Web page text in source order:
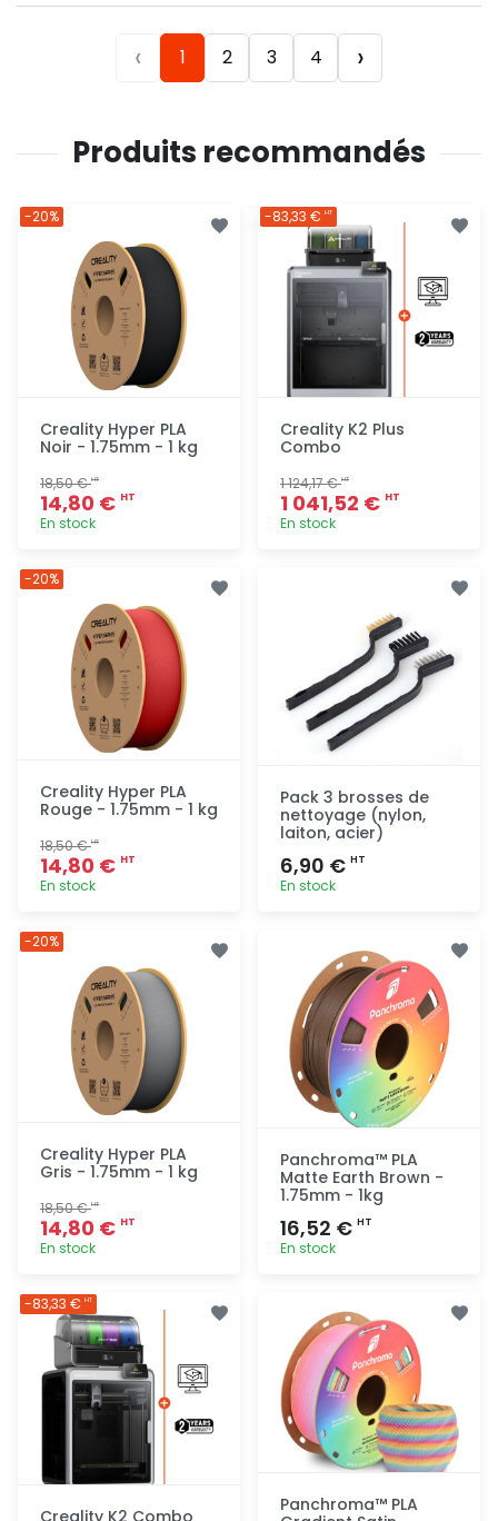
‹ 1 2 3 4 ›
Produits recommandés
Creality Hyper PLA
Noir - 1.75mm - 1 kg
18,50 €HT
14,80 € HT
En stock
-20%
Creality K2 Plus
Combo
1 124,17 €HT
1 041,52 € HT
En stock
-83,33 € HT
Creality Hyper PLA
Rouge - 1.75mm - 1 kg
18,50 €HT
14,80 € HT
En stock
-20%
Pack 3 brosses de
nettoyage (nylon,
laiton, acier)
6,90 € HT
En stock
rapide
Creality Hyper PLA
Gris - 1.75mm - 1 kg
18,50 €HT
14,80 € HT
En stock
rapide
-20%
Panchroma™ PLA
Matte Earth Brown -
1.75mm - 1kg
16,52 € HT
En stock
rapide
Creality K2 Combo
-83,33 € HT
Panchroma™ PLA